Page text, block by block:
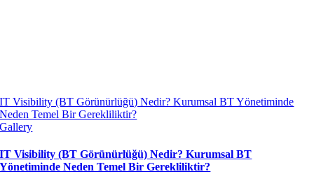
IT Visibility (BT Görünürlüğü) Nedir? Kurumsal BT Yönetiminde
Neden Temel Bir Gerekliliktir?
Gallery
IT Visibility (BT Görünürlüğü) Nedir? Kurumsal BT
Yönetiminde Neden Temel Bir Gerekliliktir?